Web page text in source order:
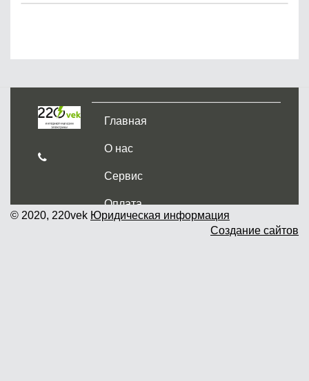
Главная
О нас
Сервис
Оплата
Доставка и самовывоз
© 2020, 220vek Юридическая информация
Создание сайтов